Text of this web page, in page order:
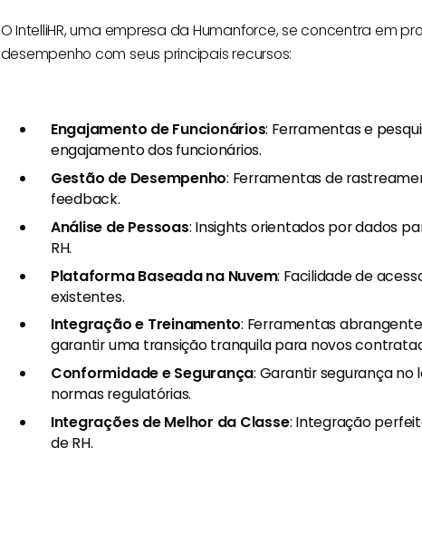
O IntelliHR, uma empresa da Humanforce, se concentra em
desempenho com seus principais recursos:
Engajamento de Funcionários: Ferramentas e
engajamento dos funcionários.
Gestão de Desempenho: Ferramentas de
feedback.
Análise de Pessoas: Insights orientados por dados
RH.
Plataforma Baseada na Nuvem: Facilidade de
existentes.
Integração e Treinamento: Ferramentas
garantir uma transição tranquila para novos
Conformidade e Segurança: Garantir segurança
normas regulatórias.
Integrações de Melhor da Classe: Integração
de RH.